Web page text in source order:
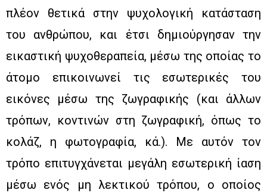
πλέον θετικά στην ψυχολογική κατάσταση
του ανθρώπου, και έτσι δημιούργησαν την
εικαστική ψυχοθεραπεία, μέσω της οποίας το
άτομο επικοινωνεί τις εσωτερικές του
εικόνες μέσω της ζωγραφικής (και άλλων
τρόπων, κοντινών στη ζωγραφική, όπως το
κολάζ, η φωτογραφία, κά.). Με αυτόν τον
τρόπο επιτυγχάνεται μεγάλη εσωτερική ίαση
μέσω ενός μη λεκτικού τρόπου, ο οποίος